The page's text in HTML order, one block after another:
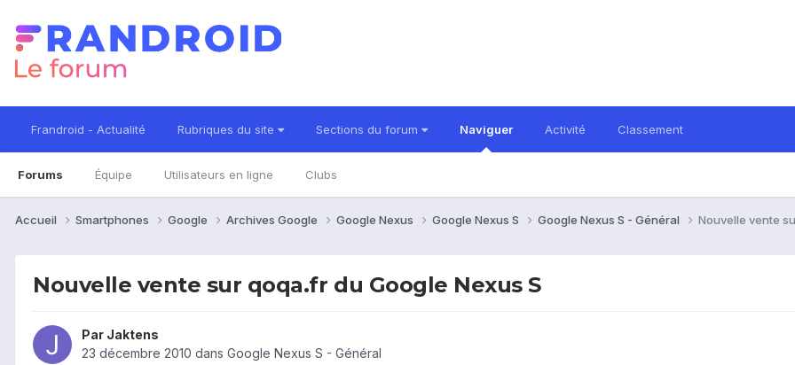
Frandroid - Actualité Rubriques du site Sections du forum Naviguer
Forums Équipe Utilisateurs en ligne Clubs
Activité Classement
Accueil Smartphones Google Archives Google Google Nexus Google Nexus S Google Nexus S - Général Nouvelle vente
Nouvelle vente sur qoqa.fr du Google Nexus S
Par Jaktens
23 décembre 2010 dans Google Nexus S - Général